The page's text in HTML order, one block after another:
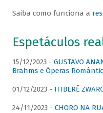
Saiba como funciona a
Espetáculos
15/12/2023 - GUSTAVO
Brahms e Óperas
01/12/2023 - ITIBERÊ
24/11/2023 - CHORO NA